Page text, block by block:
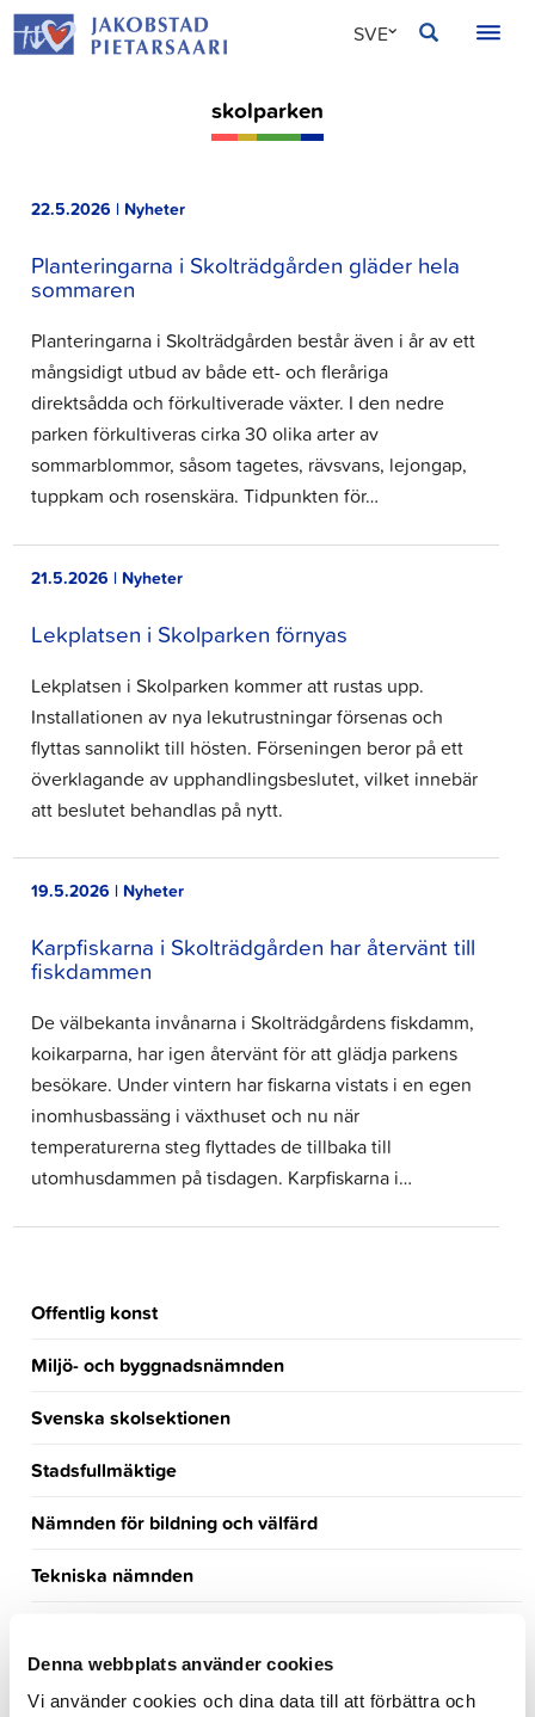
Denna webbplats använder cookies
Vi använder cookies och dina data till att förbättra och
Hoppa
till
SVE
skolparken
22.5.2026 | Nyheter
Planteringarna i Skolträdgården gläder hela
sommaren
Planteringarna i Skolträdgården består även i år av ett
mångsidigt utbud av både ett- och fleråriga
direktsådda och förkultiverade växter. I den nedre
parken förkultiveras cirka 30 olika arter av
sommarblommor, såsom tagetes, rävsvans, lejongap,
tuppkam och rosenskära. Tidpunkten för…
21.5.2026 | Nyheter
Lekplatsen i Skolparken förnyas
Lekplatsen i Skolparken kommer att rustas upp.
Installationen av nya lekutrustningar försenas och
flyttas sannolikt till hösten. Förseningen beror på ett
överklagande av upphandlingsbeslutet, vilket innebär
att beslutet behandlas på nytt.
19.5.2026 | Nyheter
Karpfiskarna i Skolträdgården har återvänt till
fiskdammen
De välbekanta invånarna i Skolträdgårdens fiskdamm,
koikarparna, har igen återvänt för att glädja parkens
besökare. Under vintern har fiskarna vistats i en egen
inomhusbassäng i växthuset och nu när
temperaturerna steg flyttades de tillbaka till
utomhusdammen på tisdagen. Karpfiskarna i…
Offentlig konst
Miljö- och byggnadsnämnden
Svenska skolsektionen
Stadsfullmäktige
Nämnden för bildning och välfärd
Tekniska nämnden
Kultur- och fritidssektionen